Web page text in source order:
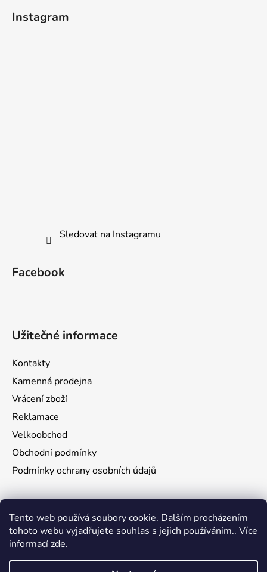
Tento web používá soubory cookie. Dalším procházením
tohoto webu vyjadřujete souhlas s jejich používáním.. Více
informacízde.
Instagram
Sledovat na Instagramu
Facebook
Užitečné informace
Kontakty
Kamenná prodejna
Vrácení zboží
Reklamace
Velkoobchod
Obchodní podmínky
Podmínky ochrany osobních údajů
Aktuality
Jak namontovat a nastřelit puškohled na zbraň